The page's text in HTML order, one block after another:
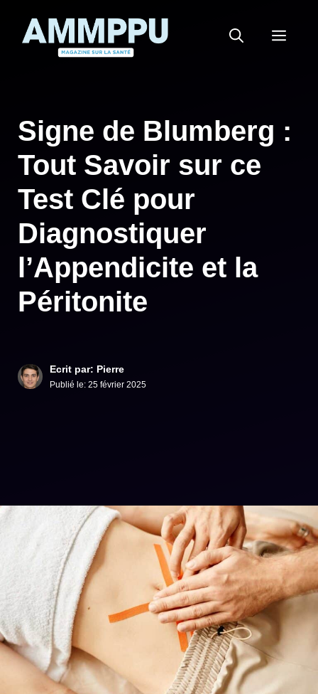
Signe de Blumberg :
Tout Savoir sur ce
Test Clé pour
Diagnostiquer
l’Appendicite et la
Péritonite
Ecrit par: Pierre
Publié le: 25 février 2025